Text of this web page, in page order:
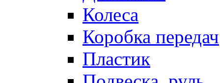
Колеса
Коробка передач
Пластик